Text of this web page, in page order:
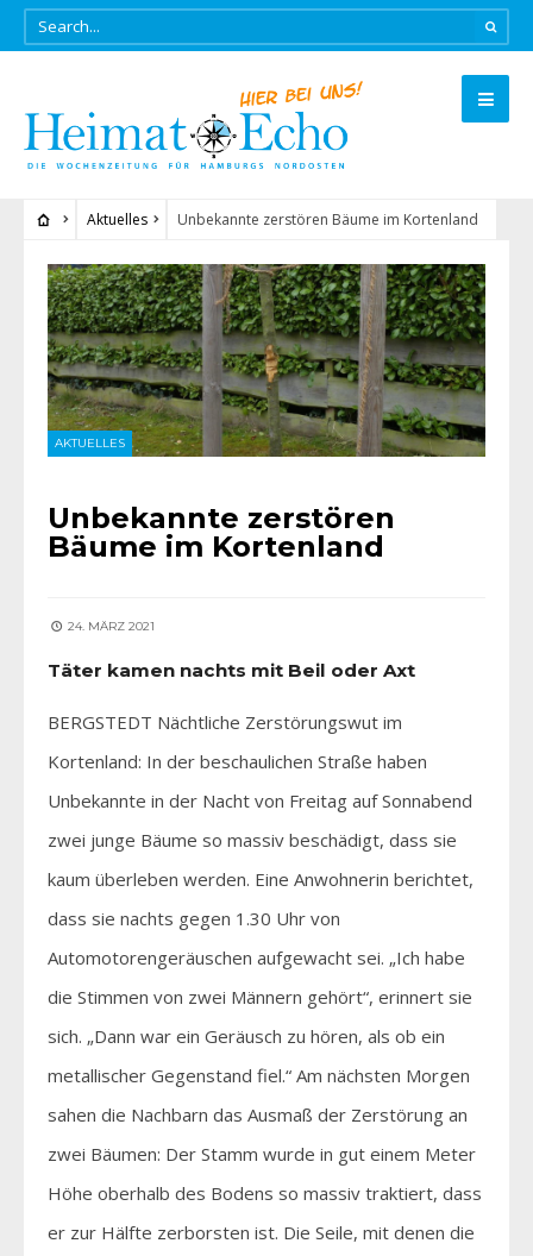
Aktuelles Unbekannte zerstören Bäume im Kortenland
AKTUELLES
Unbekannte zerstören
Bäume im Kortenland
24. MÄRZ 2021
Täter kamen nachts mit Beil oder Axt
BERGSTEDT Nächtliche Zerstörungswut im
Kortenland: In der beschaulichen Straße haben
Unbekannte in der Nacht von Freitag auf Sonnabend
zwei junge Bäume so massiv beschädigt, dass sie
kaum überleben werden. Eine Anwohnerin berichtet,
dass sie nachts gegen 1.30 Uhr von
Automotorengeräuschen aufgewacht sei. „Ich habe
die Stimmen von zwei Männern gehört“, erinnert sie
sich. „Dann war ein Geräusch zu hören, als ob ein
metallischer Gegenstand fiel.“ Am nächsten Morgen
sahen die Nachbarn das Ausmaß der Zerstörung an
zwei Bäumen: Der Stamm wurde in gut einem Meter
Höhe oberhalb des Bodens so massiv traktiert, dass
er zur Hälfte zerborsten ist. Die Seile, mit denen die